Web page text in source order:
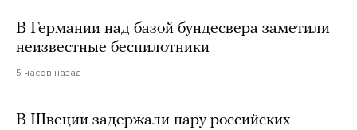
В Германии над базой бундесвера заметили
неизвестные беспилотники
5 часов назад
В Швеции задержали пару российских